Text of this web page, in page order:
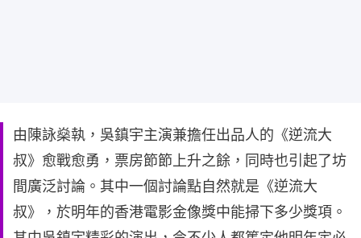
由陳詠燊執，吳鎮宇主演兼擔任出品人的《逆流大
叔》愈戰愈勇，票房節節上升之餘，同時也引起了坊
間廣泛討論。其中一個討論點自然就是《逆流大
叔》，於明年的香港電影金像獎中能掃下多少獎項。